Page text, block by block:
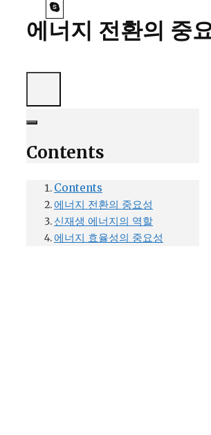
에너지 전환의 중
Contents
Contents
에너지 전환의 중요성
신재생 에너지의 역할
에너지 효율성의 중요성